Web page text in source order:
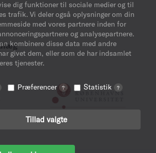
dig funktioner til sociale medier og til
trafik. Vi deler også oplysninger om din
med vores partnere inden for
og analysepartnere.
kombinere disse data med andre
givet dem, eller som de har indsamlet
tjenester.
Præferencer ? Statistik ?
Tillad valgte